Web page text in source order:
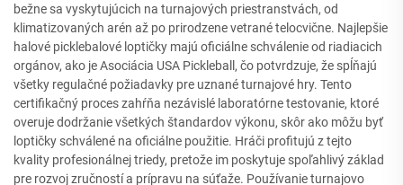
bežne sa vyskytujúcich na turnajových priestranstvách, od
klimatizovaných arén až po prirodzene vetrané telocvične. Najlepšie
halové picklebalové loptičky majú oficiálne schválenie od riadiacich
orgánov, ako je Asociácia USA Pickleball, čo potvrdzuje, že spĺňajú
všetky regulačné požiadavky pre uznané turnajové hry. Tento
certifikačný proces zahŕňa nezávislé laboratórne testovanie, ktoré
overuje dodržanie všetkých štandardov výkonu, skôr ako môžu byť
loptičky schválené na oficiálne použitie. Hráči profitujú z tejto
kvality profesionálnej triedy, pretože im poskytuje spoľahlivý základ
pre rozvoj zručností a prípravu na súťaže. Používanie turnajovo